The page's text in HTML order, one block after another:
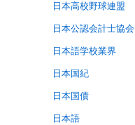
日本高校野球連盟
日本公認会計士協会
日本語学校業界
日本国紀
日本国債
日本語